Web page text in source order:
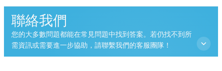
聯絡我們
您的大多數問題都能在常見問題中找到答案。若仍找不到所
需資訊或需要進一步協助，請聯繫我們的客服團隊！